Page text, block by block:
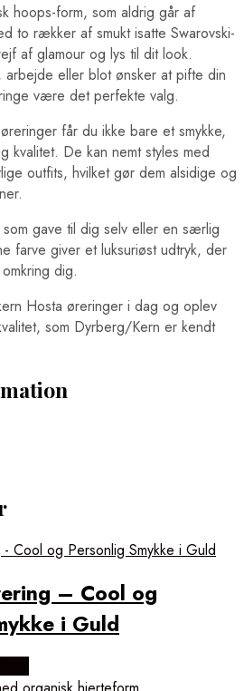
hoops-form, som aldrig går af
to rækker af smukt isatte Swarovski-
af glamour og lys til dit look.
arbejde eller blot ønsker at pifte din
være det perfekte valg.
får du ikke bare et smykke,
kvalitet. De kan nemt styles med
outfits, hvilket gør dem alsidige og
gave til dig selv eller en særlig
farve giver et luksuriøst udtryk, der
dig.
Hosta øreringer i dag og oplev
som Dyrberg/Kern er kendt
– Cool og
i Guld